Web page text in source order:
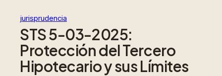
jurisprudencia
STS 5-03-2025:
Protección del Tercero
Hipotecario y sus Límites